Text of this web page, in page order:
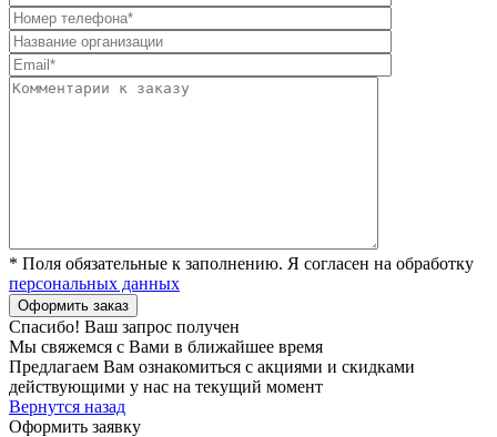
* Поля обязательные к заполнению. Я согласен на обработку
персональных данных
Спасибо! Ваш запрос получен
Мы свяжемся с Вами в ближайшее время
Предлагаем Вам ознакомиться с акциями и скидками
действующими у нас на текущий момент
Вернутся назад
Оформить заявку